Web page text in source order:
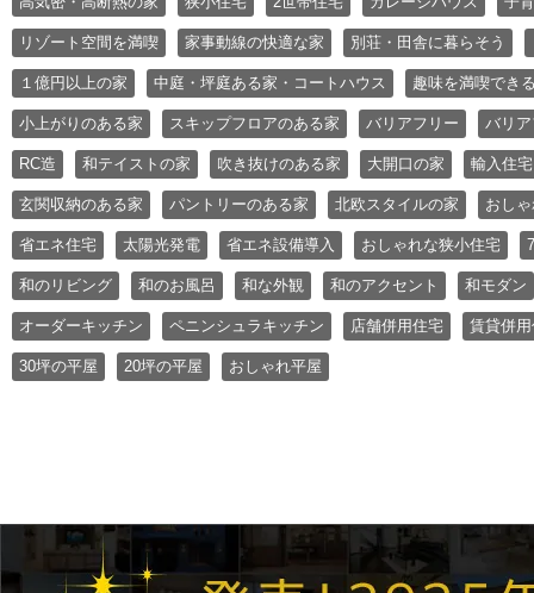
リゾート空間を満喫 家事動線の快適な家 別荘・田舎に暮らそう
１億円以上の家 中庭・坪庭ある家・コートハウス 趣味を満喫でき
小上がりのある家 スキップフロアのある家 バリアフリー バリ
RC造 和テイストの家 吹き抜けのある家 大開口の家 輸入住宅
玄関収納のある家 パントリーのある家 北欧スタイルの家 おし
省エネ住宅 太陽光発電 省エネ設備導入 おしゃれな狭小住宅
和のリビング 和のお風呂 和な外観 和のアクセント 和モダン
オーダーキッチン ペニンシュラキッチン 店舗併用住宅 賃貸併
30坪の平屋 20坪の平屋 おしゃれ平屋